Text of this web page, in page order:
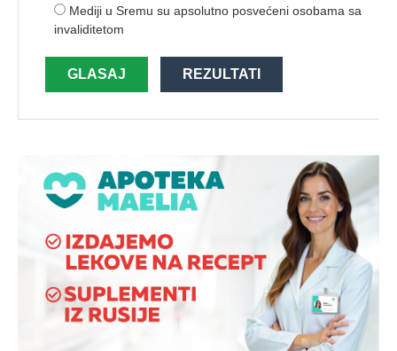
Mediji u Sremu su apsolutno posvećeni osobama sa
invaliditetom
GLASAJ REZULTATI